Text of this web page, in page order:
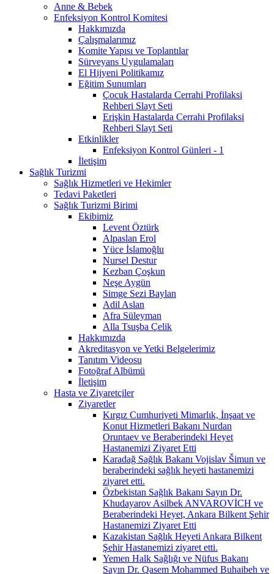
Anne & Bebek
Enfeksiyon Kontrol Komitesi
Hakkımızda
Çalışmalarımız
Komite Yapısı ve Toplantılar
Sürveyans Uygulamaları
El Hijyeni Politikamız
Eğitim Sunumları
Çocuk Hastalarda Cerrahi Profilaksi
Rehberi Slayt Seti
Erişkin Hastalarda Cerrahi Profilaksi
Rehberi Slayt Seti
Etkinlikler
Enfeksiyon Kontrol Günleri - 1
İletişim
Sağlık Turizmi
Sağlık Hizmetleri ve Hekimler
Tedavi Paketleri
Sağlık Turizmi Birimi
Ekibimiz
Levent Öztürk
Alpaslan Erol
Yüce İslamoğlu
Nursel Destur
Kezban Çoşkun
Neşe Aygün
Simge Sezi Baylan
Adil Aslan
Afra Süleyman
Alla Tsuşba Çelik
Hakkımızda
Akreditasyon ve Yetki Belgelerimiz
Tanıtım Videosu
Fotoğraf Albümü
İletişim
Hasta ve Ziyaretçiler
Ziyaretler
Kırgız Cumhuriyeti Mimarlık, İnşaat ve
Konut Hizmetleri Bakanı Nurdan
Oruntaev ve Beraberindeki Heyet
Hastanemizi Ziyaret Etti
Karadağ Sağlık Bakanı Vojislav Šimun ve
beraberindeki sağlık heyeti hastanemizi
ziyaret etti.
Özbekistan Sağlık Bakanı Sayın Dr.
Khudayarov Asilbek ANVAROVİCH ve
Beraberindeki Heyet, Ankara Bilkent Şehir
Hastanemizi Ziyaret Etti
Kazakistan Sağlık Heyeti Ankara Bilkent
Şehir Hastanemizi ziyaret etti.
Yemen Halk Sağlığı ve Nüfus Bakanı
Sayın Dr. Qasem Mohammed Buhaibeh ve